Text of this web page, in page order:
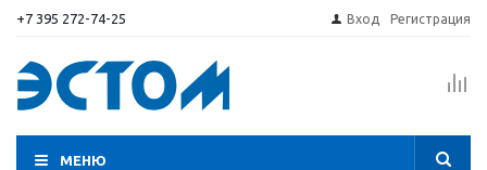
+7 395 272-74-25 Вход Регистрация
МЕНЮ